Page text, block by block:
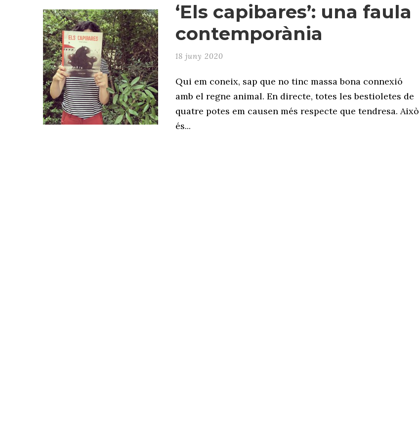
‘Els capibares’: una faula
contemporània
18 juny 2020
Qui em coneix, sap que no tinc massa bona connexió
amb el regne animal. En directe, totes les bestioletes de
quatre potes em causen més respecte que tendresa. Això
és...